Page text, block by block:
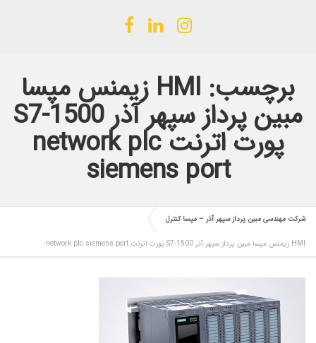
برچسب: HMI زیمنس مپسا
مبین پرداز سپهر آذر S7-1500
پورت اترنت network plc
siemens port
شرکت مهندسی مبین پرداز سپهر آذر – مپسا کنترل
HMI زیمنس مپسا مبین پرداز سپهر آذر S7-1500 پورت اترنت network plc siemens port